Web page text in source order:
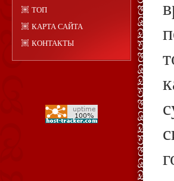
ТОП
КАРТА САЙТА
КОНТАКТЫ